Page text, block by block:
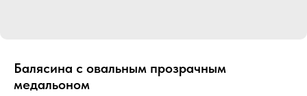
Балясина с овальным прозрачным
медальоном